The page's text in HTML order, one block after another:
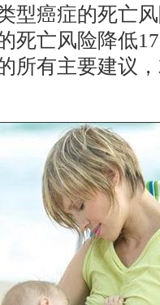
型癌症的死亡
死亡风险降低
所有主要建议